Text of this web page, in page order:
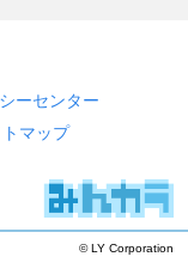
ーセンター
マップ
© LY Corporation